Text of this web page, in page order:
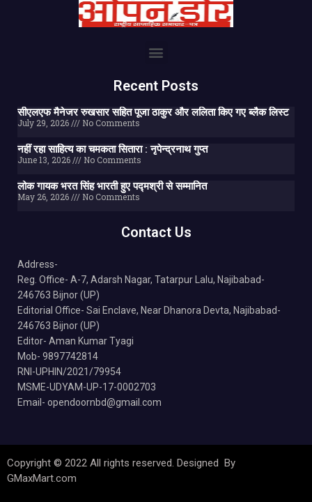
Recent Posts
सीएलएफ मैनेजर रुखसार सहित पूजा ठाकुर और ललिता किए गए ब्लैक लिस्ट
July 29, 2026 No Comments
नहीं रहा साहित्य का चमकता सितारा : नृपेन्द्रनाथ गुप्त
June 13, 2026 No Comments
लोक गायक भरत सिंह भारती हुए पद्मश्री से सम्मानित
May 26, 2026 No Comments
Contact Us
Address-
Reg. Office- A-7, Adarsh Nagar, Tatarpur Lalu, Najibabad-
246763 Bijnor (UP)
Editorial Office- Sai Enclave, Near Dhanora Devta, Najibabad-
246763 Bijnor (UP)
Editor- Aman Kumar Tyagi
Mob- 9897742814
RNI-UPHIN/2021/79954
MSME-UDYAM-UP-17-0002703
Email- opendoornbd@gmail.com
Copyright © 2022 All rights reserved. Designed By
GMaxMart.com